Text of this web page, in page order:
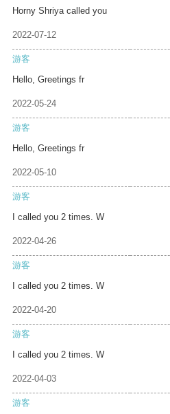
Horny Shriya called you
2022-07-12
游客
Hello, Greetings fr
2022-05-24
游客
Hello, Greetings fr
2022-05-10
游客
I called you 2 times. W
2022-04-26
游客
I called you 2 times. W
2022-04-20
游客
I called you 2 times. W
2022-04-03
游客